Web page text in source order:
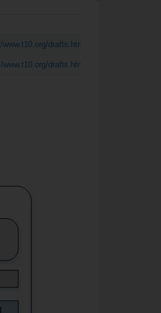
www.t10.org/drafts.htm#SPC_Family
www.t10.org/drafts.htm#SBC_Family